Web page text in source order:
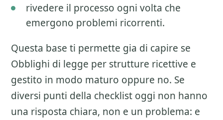
rivedere il processo ogni volta che
emergono problemi ricorrenti.
Questa base ti permette gia di capire se
Obblighi di legge per strutture ricettive e
gestito in modo maturo oppure no. Se
diversi punti della checklist oggi non hanno
una risposta chiara, non e un problema: e